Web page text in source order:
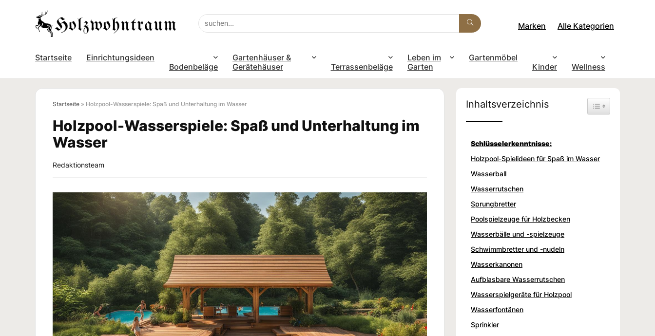
Marken Alle Kategorien
Startseite
Einrichtungsideen
Bodenbeläge
Gartenhäuser &
Gerätehäuser
Terrassenbeläge
Leben im
Garten
Gartenmöbel
Kinder
Wellness
Startseite » Holzpool-Wasserspiele: Spaß und Unterhaltung im Wasser
Holzpool-Wasserspiele: Spaß und Unterhaltung im
Wasser
Redaktionsteam
Inhaltsverzeichnis Toggle Table of
Schlüsselerkenntnisse:
Holzpool-Spielideen für Spaß im Wasser
Wasserball
Wasserrutschen
Sprungbretter
Poolspielzeuge für Holzbecken
Wasserbälle und -spielzeuge
Schwimmbretter und -nudeln
Wasserkanonen
Aufblasbare Wasserrutschen
Wasserspielgeräte für Holzpool
Wasserfontänen
Sprinkler